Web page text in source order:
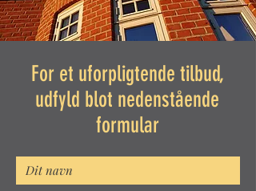
For et uforpligtende tilbud,
udfyld blot nedenstående
formular